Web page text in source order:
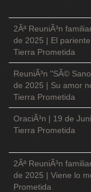
2Âª ReuniÃ³n
de 2025 | El
Tierra Prometida
ReuniÃ³n "SÃ©
de 2025 | Su amor
Tierra Prometida
OraciÃ³n | 19 de
Tierra Prometida
2Âª ReuniÃ³n
de 2025 | Viene lo
Prometida